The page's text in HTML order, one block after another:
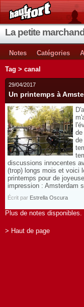
La petite
Notes Catégories
Tag > canal
29/04/2017
Un printemps à
de
de
discussions innocentes
(trop) longs mois et voici
printemps pour de
impression : Amsterdam
Écrit par Estrella Oscura
Plus de notes disponibles.
> Haut de page